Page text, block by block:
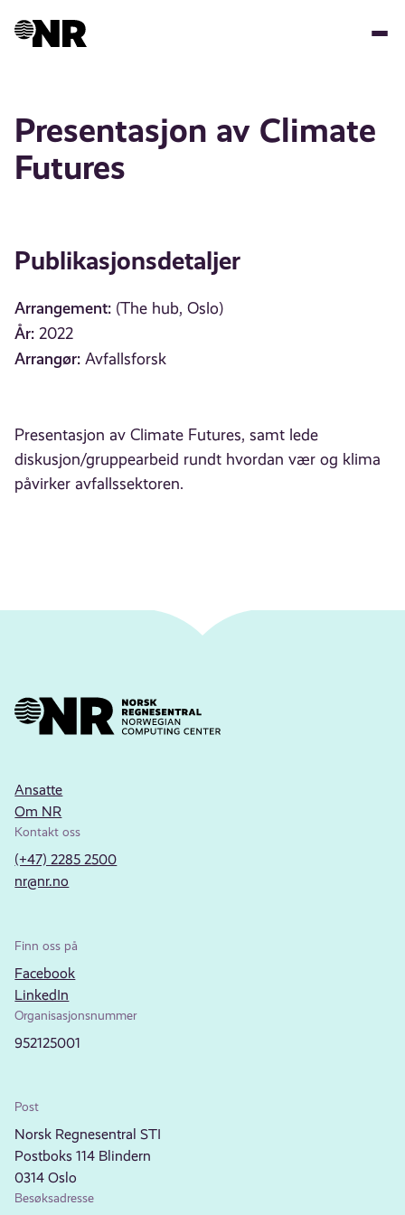
Presentasjon av Climate
Futures
Publikasjonsdetaljer
Arrangement: (The hub, Oslo)
År: 2022
Arrangør: Avfallsforsk
Presentasjon av Climate Futures, samt lede
diskusjon/gruppearbeid rundt hvordan vær og klima
påvirker avfallssektoren.
Ansatte
Om NR
Kontakt oss
(+47) 2285 2500
nr@nr.no
Finn oss på
Facebook
LinkedIn
Organisasjonsnummer
952125001
Post
Norsk Regnesentral STI
Postboks 114 Blindern
0314 Oslo
Besøksadresse